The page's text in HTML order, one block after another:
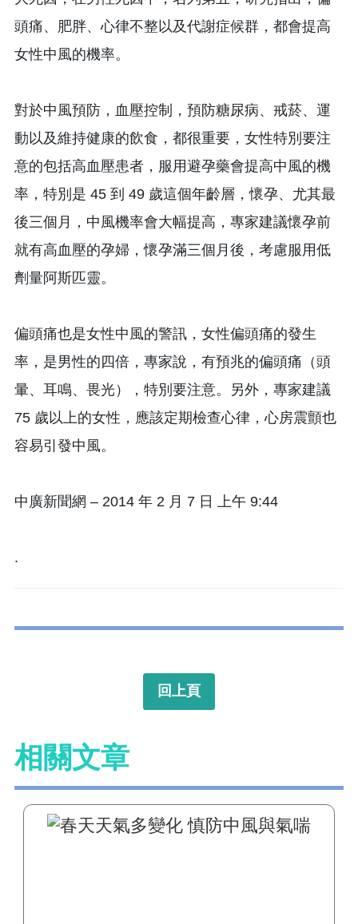
頭痛、肥胖、心律不整以及代謝症候群，都會提高
女性中風的機率。
對於中風預防，血壓控制，預防糖尿病、戒菸、運
動以及維持健康的飲食，都很重要，女性特別要注
意的包括高血壓患者，服用避孕藥會提高中風的機
率，特別是 45 到 49 歲這個年齡層，懷孕、尤其最
後三個月，中風機率會大幅提高，專家建議懷孕前
就有高血壓的孕婦，懷孕滿三個月後，考慮服用低
劑量阿斯匹靈。
偏頭痛也是女性中風的警訊，女性偏頭痛的發生
率，是男性的四倍，專家說，有預兆的偏頭痛（頭
暈、耳鳴、畏光），特別要注意。另外，專家建議
75 歲以上的女性，應該定期檢查心律，心房震顫也
容易引發中風。
中廣新聞網 – 2014 年 2 月 7 日 上午 9:44
.
回上頁
相關文章